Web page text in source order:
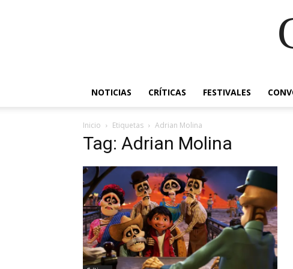
NOTICIAS CRÍTICAS FESTIVALES
Inicio Etiquetas Adrian Molina
Tag: Adrian Molina